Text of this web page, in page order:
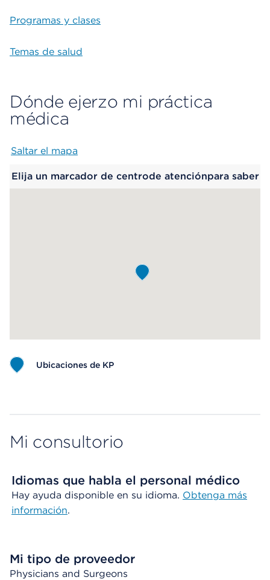
Programas y clases
Temas de salud
Dónde ejerzo mi práctica
médica
Saltar el mapa
Elija un marcador de centrode atenciónpara saber
Ubicaciones de KP
Mi consultorio
Idiomas que habla el personal médico
Hay ayuda disponible en su idioma. Obtenga más
información.
Mi tipo de proveedor
Physicians and Surgeons